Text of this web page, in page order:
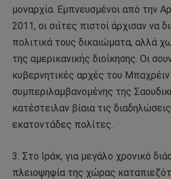
μοναρχία. Εμπνευσμένοι από την
2011, οι σιίτες πιστοί άρχισαν να
πολιτικά τους δικαιώματα, αλλά
της αμερικανικής διοίκησης. Οι
κυβερνητικές αρχές του Μπαχρέιν
συμπεριλαμβανομένης της
κατέστειλαν βίαια τις
εκατοντάδες πολίτες.
3. Στο Ιράκ, για μεγάλο χρονικό
πλειοψηφία της χώρας